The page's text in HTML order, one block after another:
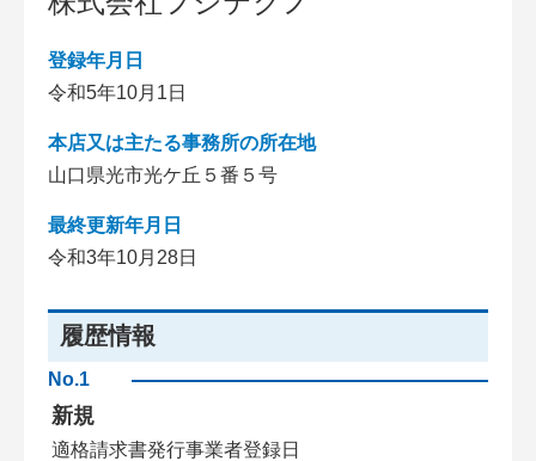
登録年月日
令和5年10月1日
本店又は主たる事務所の所在地
山口県光市光ケ丘５番５号
最終更新年月日
令和3年10月28日
履歴情報
No.1
新規
適格請求書発行事業者登録日